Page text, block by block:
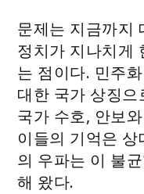
문제는 지금까지
정치가 지나치게
는 점이다. 민주
대한 국가 상징
국가 수호, 안보
이들의 기억은
의 우파는 이 불
해 왔다.